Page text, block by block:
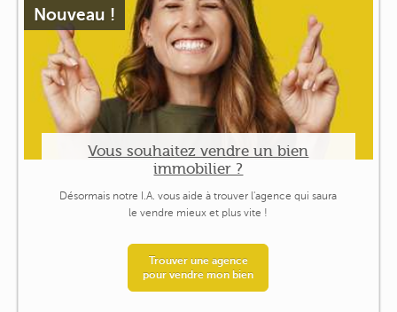
Nouveau !
Vous souhaitez vendre un bien
immobilier ?
Désormais notre I.A. vous aide à trouver l'agence qui saura
le vendre mieux et plus vite !
Trouver une agence
pour vendre mon bien